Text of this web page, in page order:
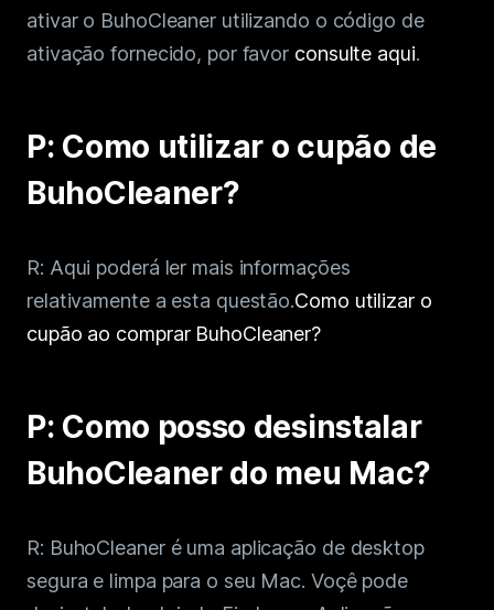
ativar o BuhoCleaner utilizando o código de
ativação fornecido, por favor consulte aqui.
P: Como utilizar o cupão de
BuhoCleaner?
R: Aqui poderá ler mais informações
relativamente a esta questão.Como utilizar o
cupão ao comprar BuhoCleaner?
P: Como posso desinstalar
BuhoCleaner do meu Mac?
R: BuhoCleaner é uma aplicação de desktop
segura e limpa para o seu Mac. Voçê pode